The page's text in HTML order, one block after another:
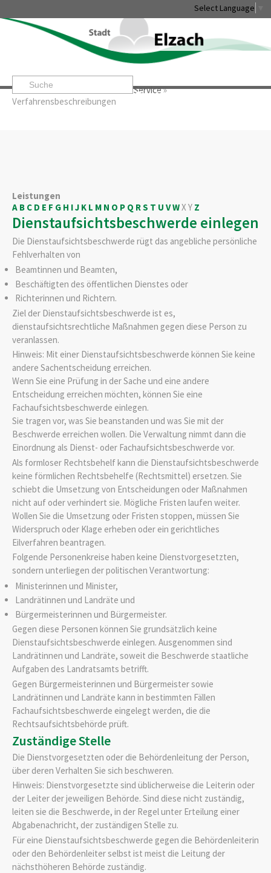
Select Language
Startseite» »Service»
Verfahrensbeschreibungen
Leben & Erleben Rathaus & Service
Leistungen
A B C D E F G H IJ K L M N O P Q RS T U VWXY Z
Dienstaufsichtsbeschwerde einlegen
Die Dienstaufsichtsbeschwerde rügt das angebliche persönliche
Fehlverhalten von
Beamtinnen und Beamten,
Beschäftigten des öffentlichen Dienstes oder
Richterinnen und Richtern.
Ziel der Dienstaufsichtsbeschwerde ist es,
dienstaufsichtsrechtliche Maßnahmen gegen diese Person zu
veranlassen.
Hinweis: Mit einer Dienstaufsichtsbeschwerde können Sie keine
andere Sachentscheidung erreichen.
Wenn Sie eine Prüfung in der Sache und eine andere
Entscheidung erreichen möchten, können Sie eine
Fachaufsichtsbeschwerde einlegen.
Sie tragen vor, was Sie beanstanden und was Sie mit der
Beschwerde erreichen wollen. Die Verwaltung nimmt dann die
Einordnung als Dienst- oder Fachaufsichtsbeschwerde vor.
Als formloser Rechtsbehelf kann die Dienstaufsichtsbeschwerde
keine förmlichen Rechtsbehelfe (Rechtsmittel) ersetzen. Sie
schiebt die Umsetzung von Entscheidungen oder Maßnahmen
nicht auf oder verhindert sie. Mögliche Fristen laufen weiter.
Wollen Sie die Umsetzung oder Fristen stoppen, müssen Sie
Widerspruch oder Klage erheben oder ein gerichtliches
Eilverfahren beantragen.
Folgende Personenkreise haben keine Dienstvorgesetzten,
sondern unterliegen der politischen Verantwortung:
Ministerinnen und Minister,
Landrätinnen und Landräte und
Bürgermeisterinnen und Bürgermeister.
Gegen diese Personen können Sie grundsätzlich keine
Dienstaufsichtsbeschwerde einlegen. Ausgenommen sind
Landrätinnen und Landräte, soweit die Beschwerde staatliche
Aufgaben des Landratsamts betrifft.
Gegen Bürgermeisterinnen und Bürgermeister sowie
Landrätinnen und Landräte kann in bestimmten Fällen
Fachaufsichtsbeschwerde eingelegt werden, die die
Rechtsaufsichtsbehörde prüft.
Zuständige Stelle
Die Dienstvorgesetzten oder die Behördenleitung der Person,
über deren Verhalten Sie sich beschweren.
Hinweis: Dienstvorgesetzte sind üblicherweise die Leiterin oder
der Leiter der jeweiligen Behörde. Sind diese nicht zuständig,
leiten sie die Beschwerde, in der Regel unter Erteilung einer
Abgabenachricht, der zuständigen Stelle zu.
Für eine Dienstaufsichtsbeschwerde gegen die Behördenleiterin
oder den Behördenleiter selbst ist meist die Leitung der
nächsthöheren Behörde zuständig.